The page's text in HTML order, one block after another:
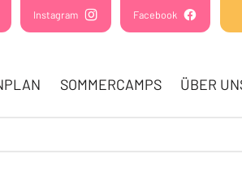
in einem neuen Tab oder Fenster)
Instagram (Öffnet in einem neuen Tab oder
Facebook
SOMMERCAMPS ÜBER